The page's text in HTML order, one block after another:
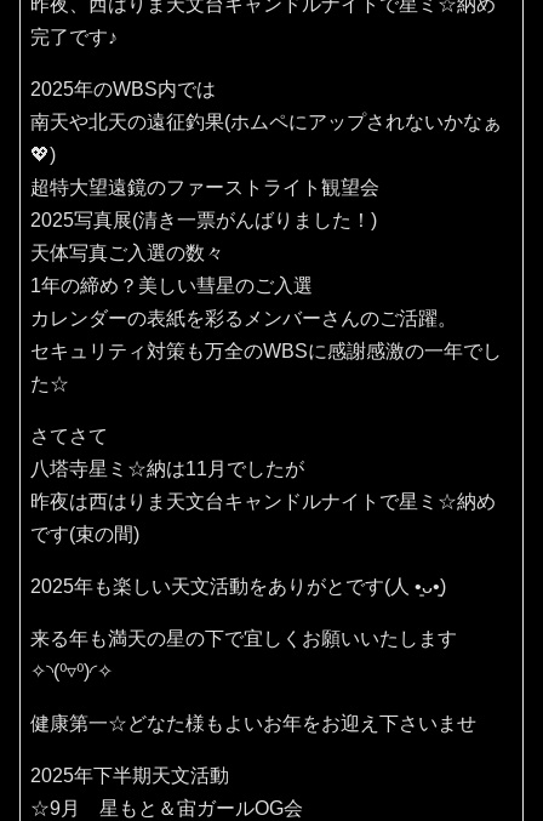
昨夜、西はりま天文台キャンドルナイトで星ミ☆納め
完了です♪
2025年のWBS内では
南天や北天の遠征釣果(ホムペにアップされないかなぁ
💖)
超特大望遠鏡のファーストライト観望会
2025写真展(清き一票がんばりました！)
天体写真ご入選の数々
1年の締め？美しい彗星のご入選
カレンダーの表紙を彩るメンバーさんのご活躍。
セキュリティ対策も万全のWBSに感謝感激の一年でし
た☆
さてさて
八塔寺星ミ☆納は11月でしたが
昨夜は西はりま天文台キャンドルナイトで星ミ☆納め
です(束の間)
2025年も楽しい天文活動をありがとです(⁠人⁠ ⁠•͈⁠ᴗ⁠•͈⁠)
来る年も満天の星の下で宜しくお願いいたします
✧⁠◝⁠(⁠⁰⁠▿⁠⁰⁠)⁠◜⁠✧
健康第一☆どなた様もよいお年をお迎え下さいませ
2025年下半期天文活動
☆9月 星もと＆宙ガールOG会